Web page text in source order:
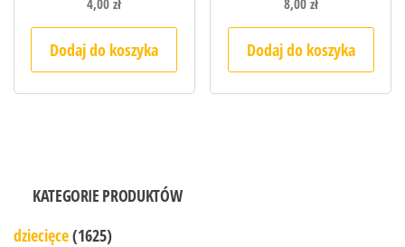
4,00zł
Dodaj do koszyka
8,00zł
Dodaj do koszyka
KATEGORIE PRODUKTÓW
dziecięce(1625)